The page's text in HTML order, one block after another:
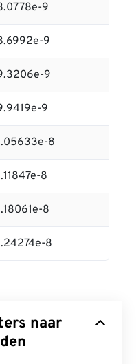
9
9
9
9
8
8
8
8
naar